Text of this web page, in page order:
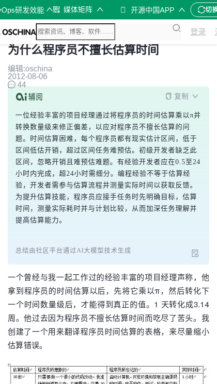
研发效能 媒体矩阵 开源中国APP 切
登录
为什么程序员不擅长估算时间
编辑:oschina
2012-08-06
44
复制
一位经验丰富的项目经理通过将程序员的时间估算乘以π并
转换数量级来修正偏差，以应对程序员不擅长估算的问
题。时间估算困难，每个程序员都有现实估计区间，低于
区间低估开销，超过区间任务难预估。初级开发者缺乏此
区间，忽略开销且难预估难题。有经验开发者应在0.5至24
小时内完成，超24小时需细分。编程经验不等于估算经
验，开发者需参与估算流程并测量实际时间以获取反馈。
为提升估算技能，程序员应接手任务时先明确目标，估算
时间，测量实际耗时并与计划比较，从而加深任务理解并
提高估算能力。
总结由社区平台通过AI大模型技术生成
一个曾经与我一起工作过的经验丰富的项目经理声称，他
拿到程序员的时间估算以后，先将它乘以π，然后转化下
一个时间数量级后，才能得到真正的值。1 天转化成3.14
周。他过去因为程序员不擅长估算时间而吃尽了苦头。我
创建了一个用来翻译程序员时间估算的表格，来尽量缩小
估算错误。